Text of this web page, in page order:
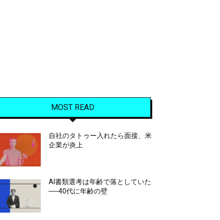
MOST READ
自社のタトゥー入れたら面接、米
企業が炎上
AI書類選考は年齢で落としていた
──40代に年齢の壁